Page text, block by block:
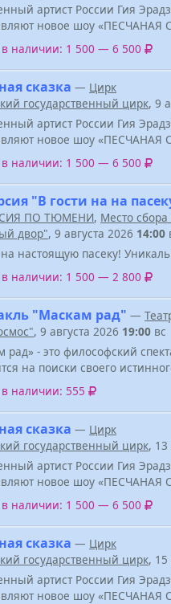
артист России Гия
новое шоу «ПЕСЧАНАЯ
наличии: 1 500 — 6 500
сказка — Цирк
государственный цирк, 9
артист России Гия
новое шоу «ПЕСЧАНАЯ
наличии: 1 500 — 6 500
"В гости на на
ПО ТЮМЕНИ, Место
двор", 9 августа 2026 14:00
на настоящую пасеку!
наличии: 1 500 — 2 800
"Маскам рад" —
, 9 августа 2026 19:00 вс
рад» - это философский
на поиски своего
наличии: 555
сказка — Цирк
государственный цирк, 13
артист России Гия
новое шоу «ПЕСЧАНАЯ
наличии: 1 500 — 6 500
сказка — Цирк
государственный цирк, 15
артист России Гия
новое шоу «ПЕСЧАНАЯ